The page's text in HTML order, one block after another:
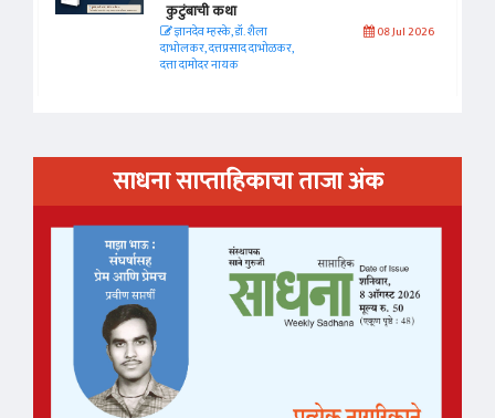
कुटुंबाची कथा
ज्ञानदेव म्हस्के, डॉ. शैला
दाभोलकर, दत्तप्रसाद दाभोळकर,
दत्ता दामोदर नायक
08 Jul 2026
साधना साप्ताहिकाचा ताजा अंक